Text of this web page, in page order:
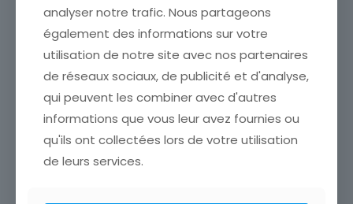
analyser notre trafic. Nous partageons
également des informations sur votre
utilisation de notre site avec nos partenaires
de réseaux sociaux, de publicité et d'analyse,
qui peuvent les combiner avec d'autres
informations que vous leur avez fournies ou
qu'ils ont collectées lors de votre utilisation
de leurs services.